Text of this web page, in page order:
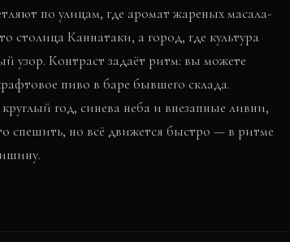
по улицам, где аромат жареных масала-
столица Каннатаки, а город, где культура
узор. Контраст задаёт ритм: вы можете
пиво в баре бывшего склада.
год, синева неба и внезапные ливни,
спешить, но всё движется быстро — в ритме